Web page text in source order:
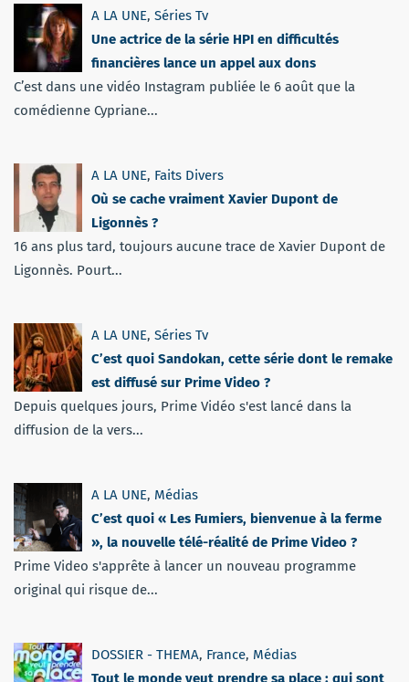
A LA UNE, Séries Tv
Une actrice de la série HPI en difficultés
financières lance un appel aux dons
C’est dans une vidéo Instagram publiée le 6 août que la
comédienne Cypriane...
A LA UNE, Faits Divers
Où se cache vraiment Xavier Dupont de
Ligonnès ?
16 ans plus tard, toujours aucune trace de Xavier Dupont de
Ligonnès. Pourt...
A LA UNE, Séries Tv
C’est quoi Sandokan, cette série dont le remake
est diffusé sur Prime Video ?
Depuis quelques jours, Prime Vidéo s'est lancé dans la
diffusion de la vers...
A LA UNE, Médias
C’est quoi « Les Fumiers, bienvenue à la ferme
», la nouvelle télé-réalité de Prime Video ?
Prime Video s'apprête à lancer un nouveau programme
original qui risque de...
DOSSIER - THEMA, France, Médias
Tout le monde veut prendre sa place : qui sont